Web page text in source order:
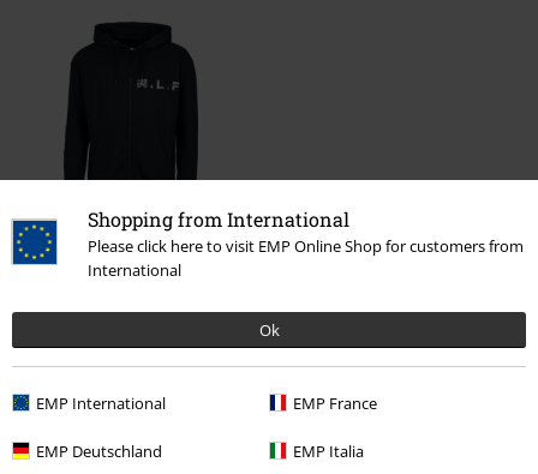
Shopping from International
Please click here to visit EMP Online Shop for customers from
International
Ok
EMP International EMP France
EMP Deutschland EMP Italia
%
€ 46,99
Meer categorieën. Meer opties.
Kleding & accessoires
Sale %